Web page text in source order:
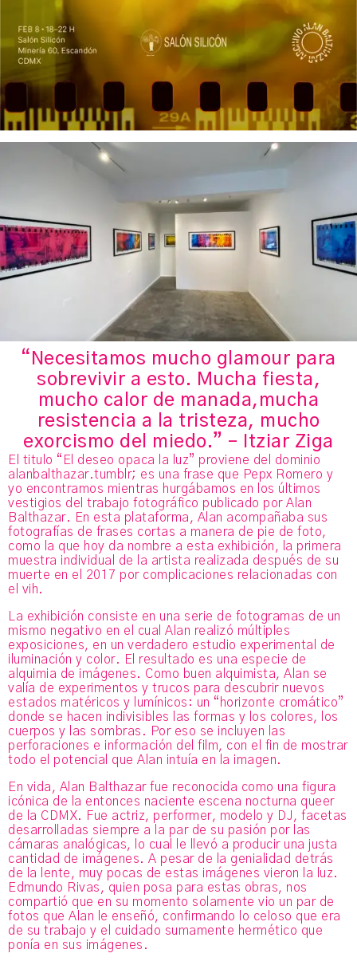
“Necesitamos mucho glamour para
sobrevivir a esto. Mucha fiesta,
mucho calor de manada,mucha
resistencia a la tristeza, mucho
exorcismo del miedo.” – Itziar Ziga
El titulo “El deseo opaca la luz” proviene del dominio
alanbalthazar.tumblr; es una frase que Pepx Romero y
yo encontramos mientras hurgábamos en los últimos
vestigios del trabajo fotográfico publicado por Alan
Balthazar. En esta plataforma, Alan acompañaba sus
fotografías de frases cortas a manera de pie de foto,
como la que hoy da nombre a esta exhibición, la primera
muestra individual de la artista realizada después de su
muerte en el 2017 por complicaciones relacionadas con
el vih.
La exhibición consiste en una serie de fotogramas de un
mismo negativo en el cual Alan realizó múltiples
exposiciones, en un verdadero estudio experimental de
iluminación y color. El resultado es una especie de
alquimia de imágenes. Como buen alquimista, Alan se
valía de experimentos y trucos para descubrir nuevos
estados matéricos y lumínicos: un “horizonte cromático”
donde se hacen indivisibles las formas y los colores, los
cuerpos y las sombras. Por eso se incluyen las
perforaciones e información del film, con el fin de mostrar
todo el potencial que Alan intuía en la imagen.
En vida, Alan Balthazar fue reconocida como una figura
icónica de la entonces naciente escena nocturna queer
de la CDMX. Fue actriz, performer, modelo y DJ, facetas
desarrolladas siempre a la par de su pasión por las
cámaras analógicas, lo cual le llevó a producir una justa
cantidad de imágenes. A pesar de la genialidad detrás
de la lente, muy pocas de estas imágenes vieron la luz.
Edmundo Rivas, quien posa para estas obras, nos
compartió que en su momento solamente vio un par de
fotos que Alan le enseñó, confirmando lo celoso que era
de su trabajo y el cuidado sumamente hermético que
ponía en sus imágenes.